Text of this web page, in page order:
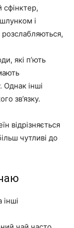
сфінктер,
і
які п’ють
інші
зв’язку.
відрізняється
чутливі до
інші